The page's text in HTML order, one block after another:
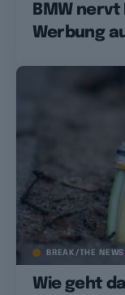
BMW
Werbung
BREAK/THE NEWS
Wie geht